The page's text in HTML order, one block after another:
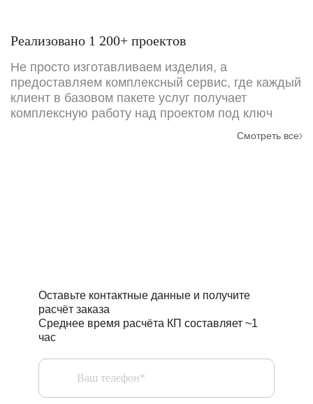
Реализовано 1 200+ проектов
Не просто изготавливаем изделия, а
предоставляем комплексный сервис, где каждый
клиент в базовом пакете услуг получает
комплексную работу над проектом под ключ
Смотреть все
Оставьте контактные данные и получите
расчёт заказа
Среднее время расчёта КП составляет ~1
час